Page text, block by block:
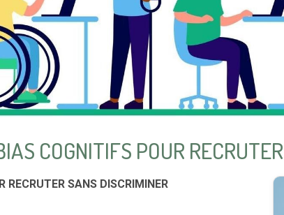
COGNITIFS POUR
RECRUTER SANS DISCRIMINER